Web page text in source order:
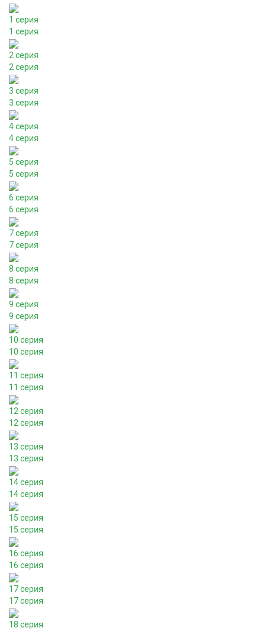
1 серия
1 серия
2 серия
2 серия
3 серия
3 серия
4 серия
4 серия
5 серия
5 серия
6 серия
6 серия
7 серия
7 серия
8 серия
8 серия
9 серия
9 серия
10 серия
10 серия
11 серия
11 серия
12 серия
12 серия
13 серия
13 серия
14 серия
14 серия
15 серия
15 серия
16 серия
16 серия
17 серия
17 серия
18 серия